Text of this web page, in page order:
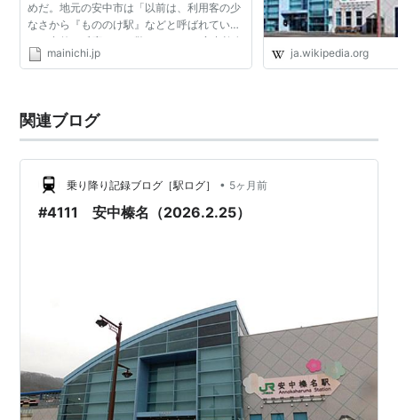
めだ。地元の安中市は「以前は、利用客の少
なさから『もののけ駅』などと呼ばれてい
た。意外な反応だ」と驚いている。 安中榛名
駅は開業した９７年当時、利用客が少なく、
mainichi.jp ja.wikipedia.org
関連ブログ
乗り降り記録ブログ［駅ログ］ • 5ヶ月前
#4111 安中榛名（2026.2.25）